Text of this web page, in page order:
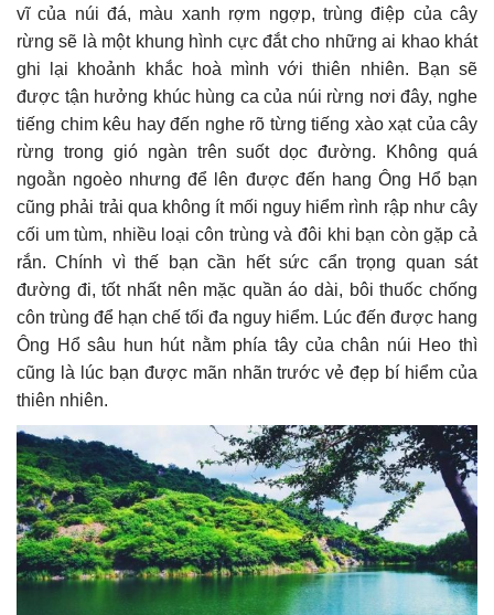
vĩ của núi đá, màu xanh rợm ngợp, trùng điệp của cây
rừng sẽ là một khung hình cực đắt cho những ai khao khát
ghi lại khoảnh khắc hoà mình với thiên nhiên. Bạn sẽ
được tận hưởng khúc hùng ca của núi rừng nơi đây, nghe
tiếng chim kêu hay đến nghe rõ từng tiếng xào xạt của cây
rừng trong gió ngàn trên suốt dọc đường. Không quá
ngoằn ngoèo nhưng để lên được đến hang Ông Hổ bạn
cũng phải trải qua không ít mối nguy hiểm rình rập như cây
cối um tùm, nhiều loại côn trùng và đôi khi bạn còn gặp cả
rắn. Chính vì thế bạn cần hết sức cẩn trọng quan sát
đường đi, tốt nhất nên mặc quần áo dài, bôi thuốc chống
côn trùng để hạn chế tối đa nguy hiểm. Lúc đến được hang
Ông Hổ sâu hun hút nằm phía tây của chân núi Heo thì
cũng là lúc bạn được mãn nhãn trước vẻ đẹp bí hiểm của
thiên nhiên.